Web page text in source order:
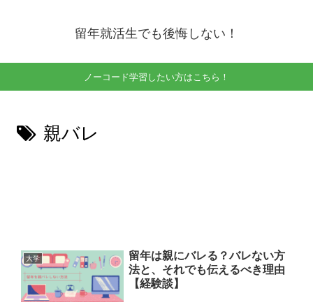
留年就活生でも後悔しない！
ノーコード学習したい方はこちら！
親バレ
大学
留年は親にバレる？バレない方
法と、それでも伝えるべき理由
【経験談】